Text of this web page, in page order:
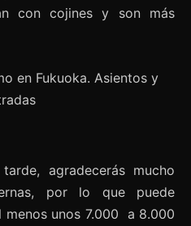
con cojines y son más
agradecerás mucho
por lo que puede
menos unos 7.000 a 8.000